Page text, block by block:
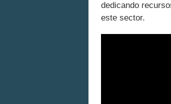
dedicando
este sector.